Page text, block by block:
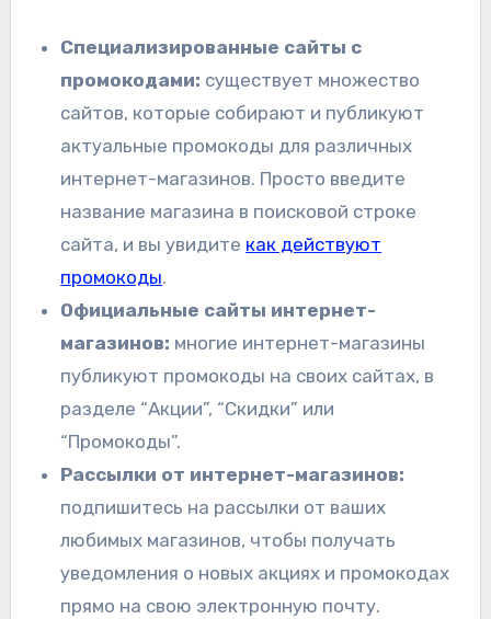
Специализированные сайты с
промокодами: существует множество
сайтов, которые собирают и публикуют
актуальные промокоды для различных
интернет-магазинов. Просто введите
название магазина в поисковой строке
сайта, и вы увидите как действуют
промокоды.
Официальные сайты интернет-
магазинов: многие интернет-магазины
публикуют промокоды на своих сайтах, в
разделе “Акции”, “Скидки” или
“Промокоды”.
Рассылки от интернет-магазинов:
подпишитесь на рассылки от ваших
любимых магазинов, чтобы получать
уведомления о новых акциях и промокодах
прямо на свою электронную почту.